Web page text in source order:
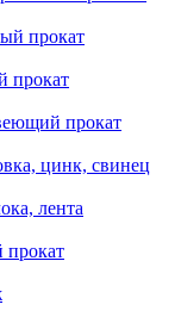
прокат
прокат
прокат
цинк, свинец
лента